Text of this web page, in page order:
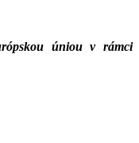
úniou v rámci